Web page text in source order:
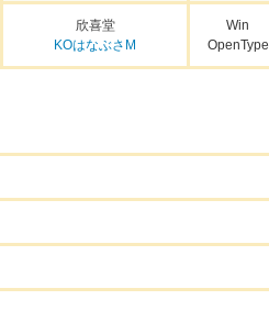
欣喜堂
KOはなぶさM
Win
OpenType